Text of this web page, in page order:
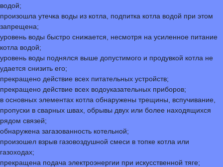
водой;
произошла утечка воды из котла, подпитка котла водой при этом
запрещена;
уровень воды быстро снижается, несмотря на усиленное питание
котла водой;
уровень воды поднялся выше допустимого и продувкой котла не
удается снизить его;
прекращено действие всех питательных устройств;
прекращено действие всех водоуказательных приборов;
в основных элементах котла обнаружены трещины, вспучивание,
пропуски в сварных швах, обрывы двух или более находящихся
рядом связей;
обнаружена загазованность котельной;
произошел взрыв газовоздушной смеси в топке котла или
газоходах;
прекращена подача электроэнергии при искусственной тяге;